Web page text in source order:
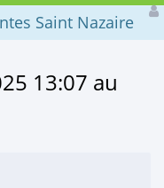
Saint Nazaire
13:07 au